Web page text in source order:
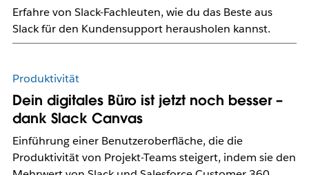
Erfahre von Slack-Fachleuten, wie du das Beste aus
Slack für den Kundensupport herausholen kannst.
Produktivität
Dein digitales Büro ist jetzt noch besser –
dank Slack Canvas
Einführung einer Benutzeroberfläche, die die
Produktivität von Projekt-Teams steigert, indem sie den